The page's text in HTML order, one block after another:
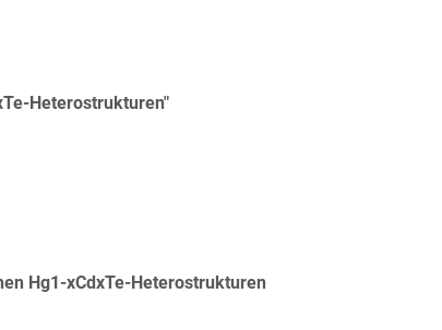
Heterostrukturen"
Hg1-xCdxTe-Heterostrukturen